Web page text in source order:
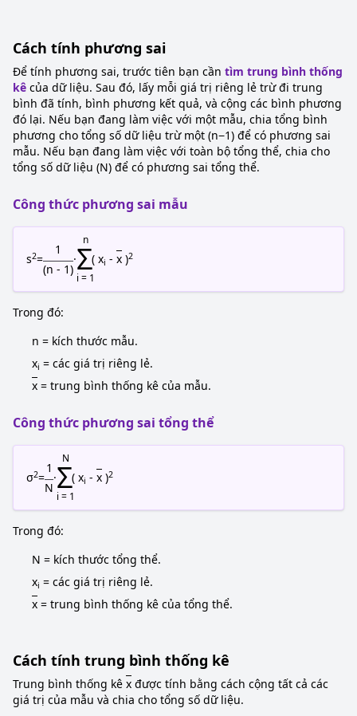
Cách tính phương sai
Để tính phương sai, trước tiên bạn cần tìm trung bình thống
kê của dữ liệu. Sau đó, lấy mỗi giá trị riêng lẻ trừ đi trung
bình đã tính, bình phương kết quả, và cộng các bình phương
đó lại. Nếu bạn đang làm việc với một mẫu, chia tổng bình
phương cho tổng số dữ liệu trừ một (n−1) để có phương sai
mẫu. Nếu bạn đang làm việc với toàn bộ tổng thể, chia cho
tổng số dữ liệu (N) để có phương sai tổng thể.
Công thức phương sai mẫu
s2=
1
(n - 1)
·
n
Σ
i = 1
( xi - x )2
Trong đó:
n = kích thước mẫu.
xi = các giá trị riêng lẻ.
x = trung bình thống kê của mẫu.
Công thức phương sai tổng thể
σ2=
1
N
·
N
Σ
i = 1
( xi - x )2
Trong đó:
N = kích thước tổng thể.
xi = các giá trị riêng lẻ.
x = trung bình thống kê của tổng thể.
Cách tính trung bình thống kê
Trung bình thống kê x được tính bằng cách cộng tất cả các
giá trị của mẫu và chia cho tổng số dữ liệu.